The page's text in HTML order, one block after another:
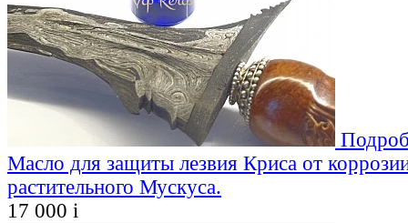
Масло для защиты лезвия Криса от
растительного Мускуса.
17 000 i